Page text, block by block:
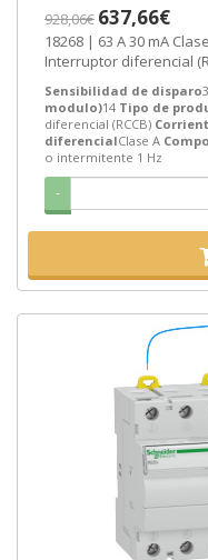
928,06€ 637,66€
18268 | 63 A 30 mA Clase A 1 NA o 1 NC o intermitente 1 Hz 14
Interruptor diferencial
Sensibilidad de disparo
modulo)14 Tipo de
diferencial (RCCB)
diferencialClase A
o intermitente 1 Hz
-